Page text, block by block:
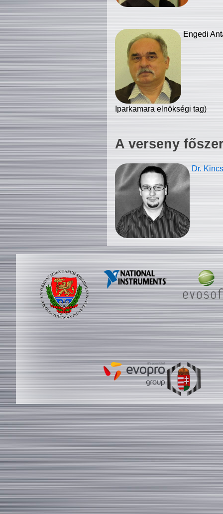
Engedi
Iparkamara elnökségi tag)
A verseny
Dr.